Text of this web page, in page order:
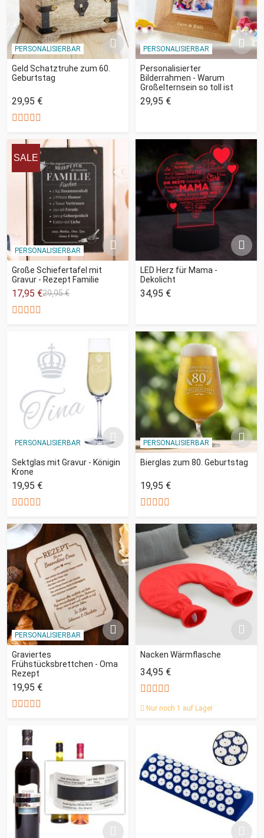
PERSONALISIERBAR
Geld Schatztruhe zum 60.
Geburtstag
29,95 €
PERSONALISIERBAR
Personalisierter
Bilderrahmen - Warum
Großelternsein so toll ist
29,95 €
SALE
PERSONALISIERBAR
Große Schiefertafel mit
Gravur - Rezept Familie
17,95 €29,95 €
LED Herz für Mama -
Dekolicht
34,95 €
PERSONALISIERBAR
Sektglas mit Gravur - Königin
Krone
19,95 €
PERSONALISIERBAR
Bierglas zum 80. Geburtstag
19,95 €
PERSONALISIERBAR
Graviertes
Frühstücksbrettchen - Oma
Rezept
19,95 €
Nacken Wärmflasche
34,95 €
Nur noch 1 auf Lager